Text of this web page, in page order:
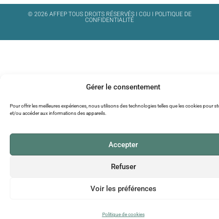
Gérer le consentement
Pour offrir les meilleures expériences, nous utilisons des technologies telles que les cookies pour
et/ou accéder aux informations des appareils.
Accepter
Refuser
Voir les préférences
Politique de cookies
© 2026 AFFEP TOUS DROITS RÉSERVÉS I CGU
POLITIQUE DE
CONFIDENTIALITÉ